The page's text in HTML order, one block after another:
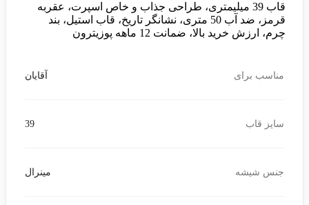
قاب 39 میلیمتری، طراحی جذاب و خاص اسپرت، عقربه
قرمز، ضد آب 50 متری، نشانگر تاریخ، قاب استیل، بند
چرم، ارزش خرید بالا، ضمانت 12 ماهه پوزیترون
مناسب برای آقایان
سایز قاب 39
جنس شیشه مینرال